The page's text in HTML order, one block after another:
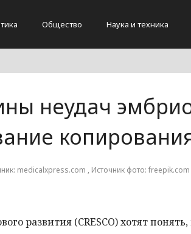
Общество Наука и техника
неудач
medicalxpress.com , Источник фото: freepik.com
развития (CRESCO) хотят